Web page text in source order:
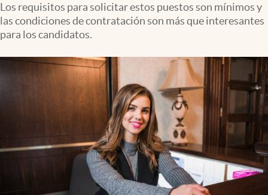
Los requisitos para solicitar estos puestos son mínimos y
las condiciones de contratación son más que interesantes
para los candidatos.